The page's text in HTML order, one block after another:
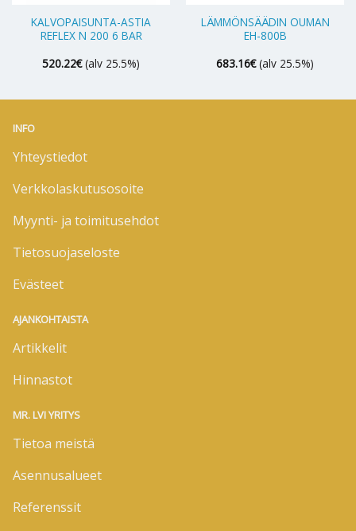
KALVOPAISUNTA-ASTIA
REFLEX N 200 6 BAR
520.22€ (alv 25.5%)
LÄMMÖNSÄÄDIN OUMAN
EH-800B
683.16€ (alv 25.5%)
INFO
Yhteystiedot
Verkkolaskutusosoite
Myynti- ja toimitusehdot
Tietosuojaseloste
Evästeet
AJANKOHTAISTA
Artikkelit
Hinnastot
MR. LVI YRITYS
Tietoa meistä
Asennusalueet
Referenssit